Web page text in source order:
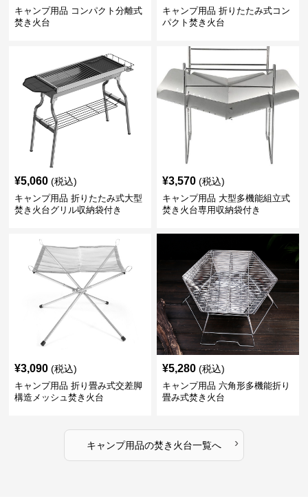
キャンプ用品 コンパクト分離式
焚き火台
キャンプ用品 折りたたみ式コン
パクト焚き火台
¥5,060 (税込)
キャンプ用品 折りたたみ式大型
焚き火台グリル収納袋付き
¥3,570 (税込)
キャンプ用品 大型多機能組立式
焚き火台専用収納袋付き
¥3,090 (税込)
キャンプ用品 折り畳み式交差脚
構造メッシュ焚き火台
¥5,280 (税込)
キャンプ用品 六角形多機能折り
畳み式焚き火台
キャンプ用品の焚き火台一覧へ ›